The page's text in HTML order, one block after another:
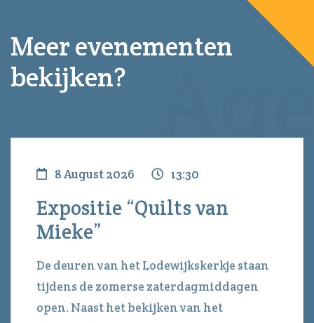
Meer evenementen
bekijken?
8 August 2026 13:30
Expositie “Quilts van
Mieke”
De deuren van het Lodewijkskerkje staan
tijdens de zomerse zaterdagmiddagen
open. Naast het bekijken van het